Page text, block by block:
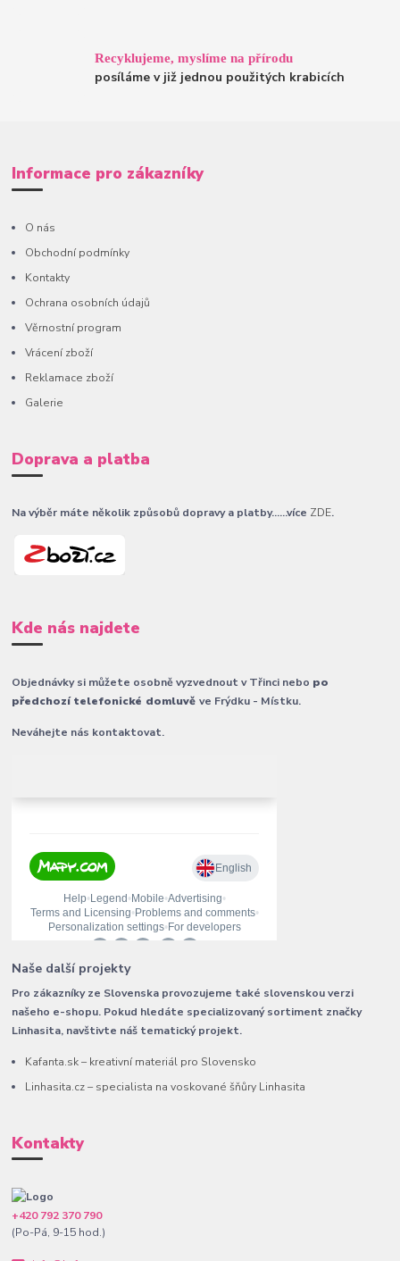
Recyklujeme, myslíme na přírodu
posíláme v již jednou použitých krabicích
Informace pro zákazníky
O nás
Obchodní podmínky
Kontakty
Ochrana osobních údajů
Věrnostní program
Vrácení zboží
Reklamace zboží
Galerie
Doprava a platba
Na výběr máte několik způsobů dopravy a platby......více ZDE.
Kde nás najdete
Objednávky si můžete osobně vyzvednout v Třinci nebo po
předchozí telefonické domluvěve Frýdku - Místku.
Neváhejte nás kontaktovat.
Naše další projekty
Pro zákazníky ze Slovenska provozujeme také slovenskou verzi
našeho e-shopu. Pokud hledáte specializovaný sortiment značky
Linhasita, navštivte náš tematický projekt.
Kafanta.sk – kreativní materiál pro Slovensko
Linhasita.cz – specialista na voskované šňůry Linhasita
Kontakty
+420 792 370 790
(Po-Pá, 9-15 hod.)